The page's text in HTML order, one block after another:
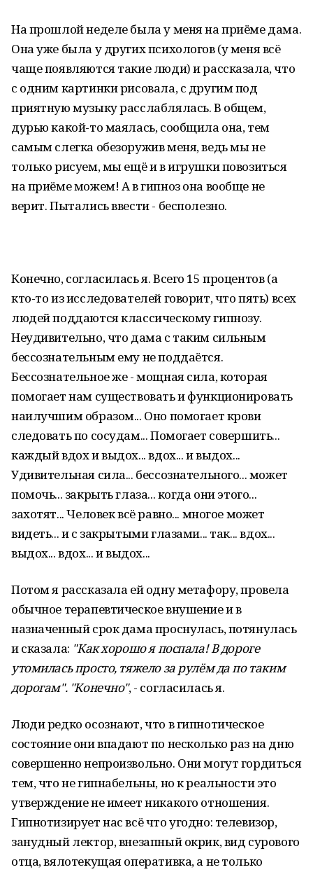
На прошлой неделе была у меня на приёме дама.
Она уже была у других психологов (у меня всё
чаще появляются такие люди) и рассказала, что
с одним картинки рисовала, с другим под
приятную музыку расслаблялась. В общем,
дурью какой-то маялась, сообщила она, тем
самым слегка обезоружив меня, ведь мы не
только рисуем, мы ещё и в игрушки повозиться
на приёме можем! А в гипноз она вообще не
верит. Пытались ввести - бесполезно.
Конечно, согласилась я. Всего 15 процентов (а
кто-то из исследователей говорит, что пять) всех
людей поддаются классическому гипнозу.
Неудивительно, что дама с таким сильным
бессознательным ему не поддаётся.
Бессознательное же - мощная сила, которая
помогает нам существовать и функционировать
наилучшим образом... Оно помогает крови
следовать по сосудам... Помогает совершить...
каждый вдох и выдох... вдох... и выдох...
Удивительная сила... бессознательного... может
помочь... закрыть глаза... когда они этого...
захотят... Человек всё равно... многое может
видеть... и с закрытыми глазами... так... вдох...
выдох... вдох... и выдох...
Потом я рассказала ей одну метафору, провела
обычное терапевтическое внушение и в
назначенный срок дама проснулась, потянулась
и сказала: "Как хорошо я поспала! В дороге
утомилась просто, тяжело за рулём да по таким
дорогам". "Конечно", - согласилась я.
Люди редко осознают, что в гипнотическое
состояние они впадают по несколько раз на дню
совершенно непроизвольно. Они могут гордиться
тем, что не гипнабельны, но к реальности это
утверждение не имеет никакого отношения.
Гипнотизирует нас всё что угодно: телевизор,
занудный лектор, внезапный окрик, вид сурового
отца, вялотекущая оперативка, а не только